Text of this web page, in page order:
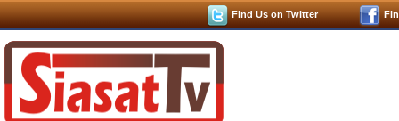
Find Us on Twitter